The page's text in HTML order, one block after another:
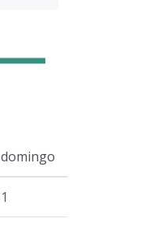
domingo
1